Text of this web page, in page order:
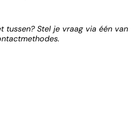
tussen? Stel je vraag via één van